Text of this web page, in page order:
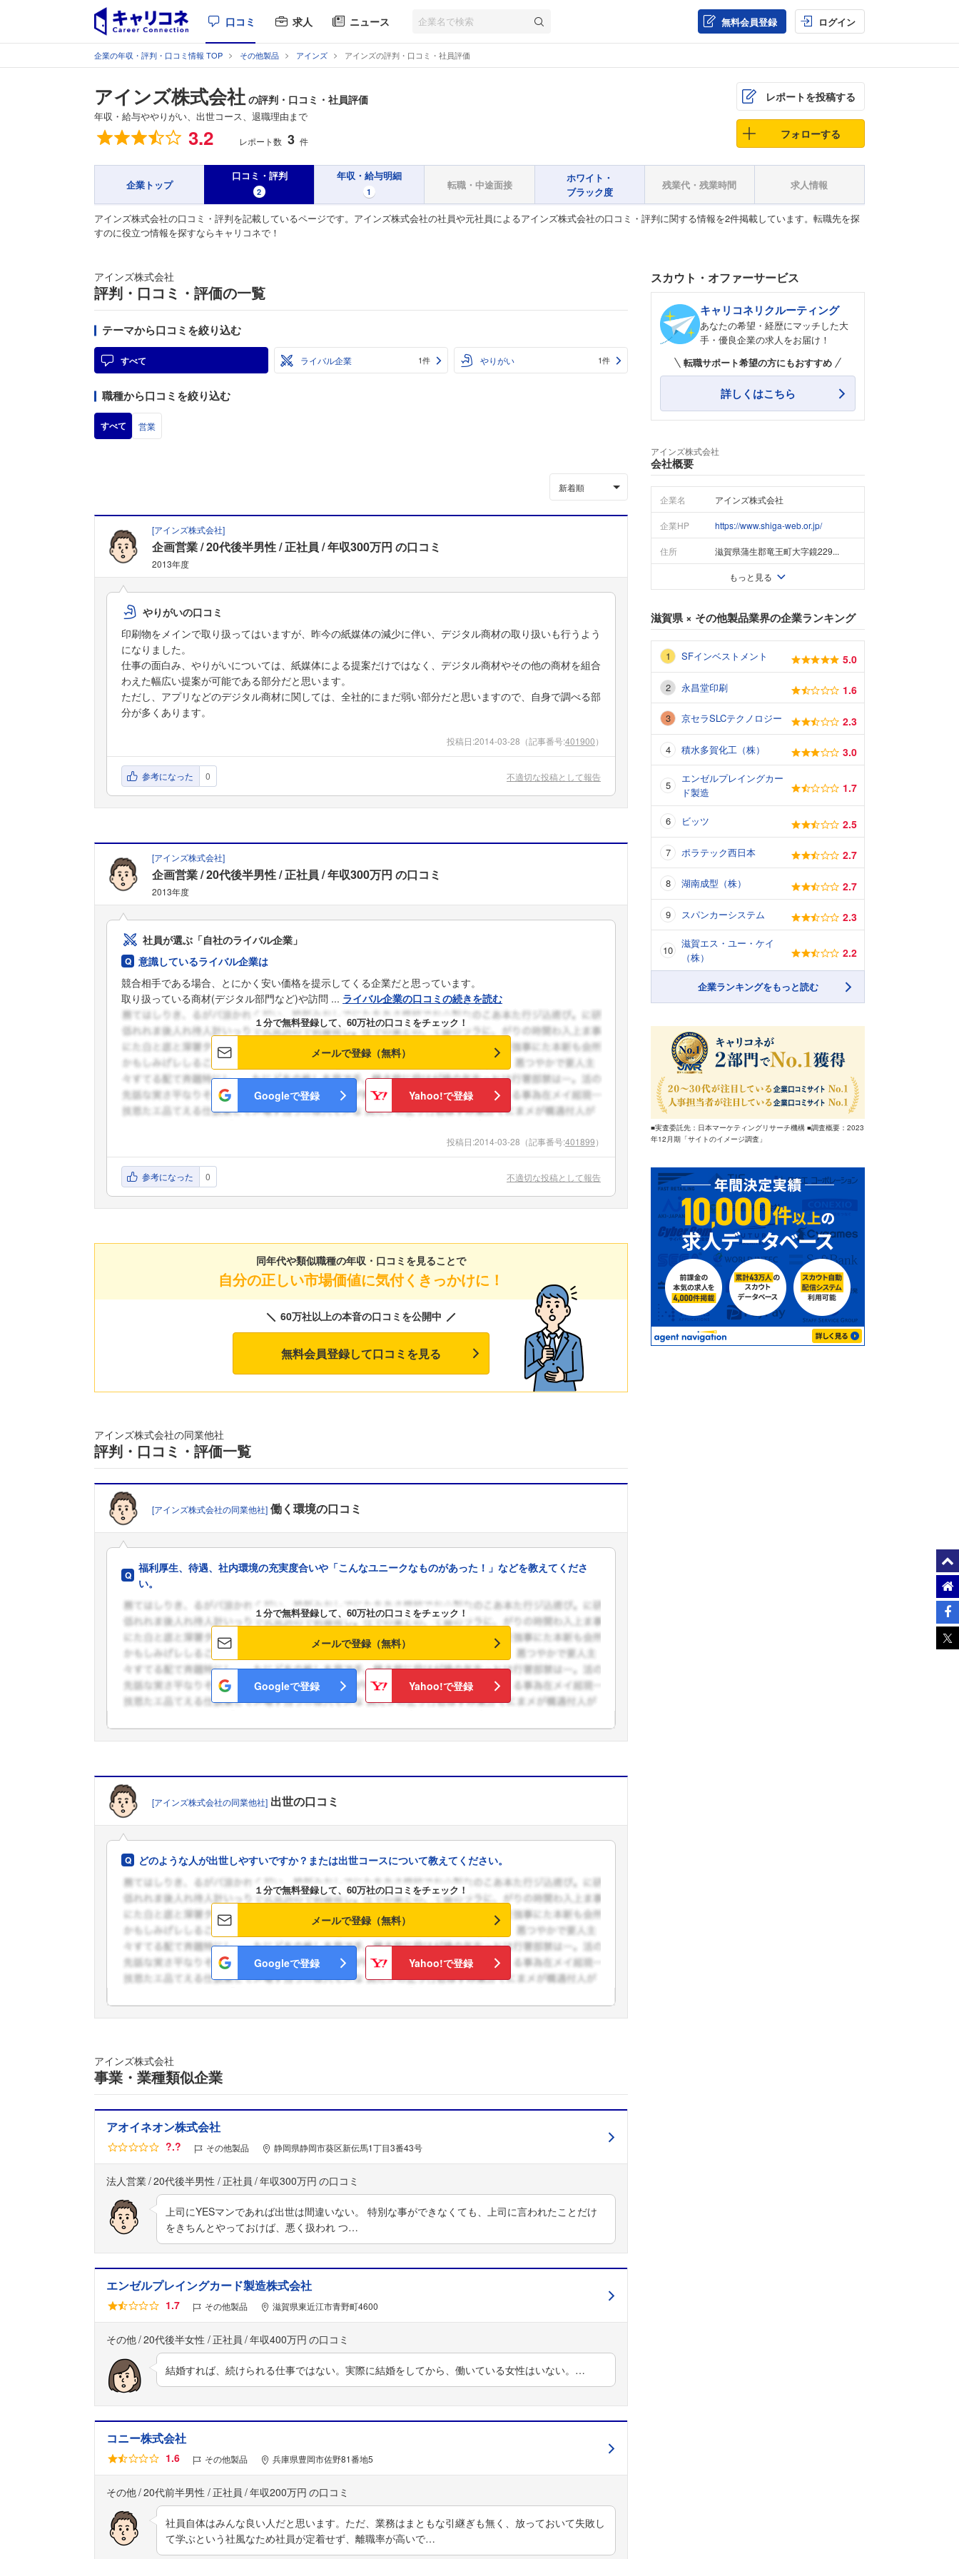
口コミ 求人 ニュース 無料会員登録 ログイン
企業の年収・評判・口コミ情報 TOP その他製品 アインズ アインズの評判・口コミ・社員評価
アインズ株式会社 の評判・口コミ・社員評価
年収・給与ややりがい、出世コース、退職理由まで
総合評価 3.2 レポート数 3 件
レポートを投稿する
フォローする
企業トップ
口コミ・評判
2
年収・給与明細
1
転職・中途面接
ホワイト・
ブラック度
残業代・残業時間 求人情報
アインズ株式会社の口コミ・評判を記載しているページです。アインズ株式会社の社員や元社員によるアインズ株式会社の口コミ・評判に関する情報を2件掲載しています。転職先を探
すのに役立つ情報を探すならキャリコネで！
フォローしました
こちらの企業もフォローしませんか？
アインズ株式会社
評判・口コミ・評価の一覧
テーマから口コミを絞り込む
すべて ライバル企業 1件 やりがい 1件
職種から口コミを絞り込む
すべて 営業
新着順
[アインズ株式会社]
企画営業 20代後半男性 正社員 年収300万円 の口コミ
2013年度
やりがいの口コミ
印刷物をメインで取り扱ってはいますが、昨今の紙媒体の減少に伴い、デジタル商材の取り扱いも行うよう
になりました。
仕事の面白み、やりがいについては、紙媒体による提案だけではなく、デジタル商材やその他の商材を組合
わえた幅広い提案が可能である部分だと思います。
ただし、アプリなどのデジタル商材に関しては、全社的にまだ弱い部分だと思いますので、自身で調べる部
分が多くあります。
投稿日:2014-03-28 （記事番号:401900）
参考になった 0 不適切な投稿として報告
[アインズ株式会社]
企画営業 20代後半男性 正社員 年収300万円 の口コミ
2013年度
社員が選ぶ「自社のライバル企業」
意識しているライバル企業は
競合相手である場合、とにかく安い価格を提示してくる企業だと思っています。
取り扱っている商材(デジタル部門など)や訪問 ... ライバル企業の口コミの続きを読む
１分で無料登録して、60万社の口コミをチェック！
メールで登録（無料）
Googleで登録 Yahoo!で登録
投稿日:2014-03-28 （記事番号:401899）
参考になった 0 不適切な投稿として報告
同年代や類似職種の年収・口コミを見ることで
自分の正しい市場価値に気付くきっかけに！
60万社以上の本音の口コミを公開中
無料会員登録して口コミを見る
アインズ株式会社の同業他社
評判・口コミ・評価一覧
[アインズ株式会社の同業他社] 働く環境の口コミ
福利厚生、待遇、社内環境の充実度合いや「こんなユニークなものがあった！」などを教えてくださ
い。
１分で無料登録して、60万社の口コミをチェック！
メールで登録（無料）
Googleで登録 Yahoo!で登録
[アインズ株式会社の同業他社] 出世の口コミ
どのような人が出世しやすいですか？または出世コースについて教えてください。
１分で無料登録して、60万社の口コミをチェック！
メールで登録（無料）
Googleで登録 Yahoo!で登録
アインズ株式会社
事業・業種類似企業
アオイネオン株式会社
?.? その他製品 静岡県静岡市葵区新伝馬1丁目3番43号
法人営業 20代後半男性 正社員 年収300万円
上司にYESマンであれば出世は間違いない。 特別な事ができなくても、上司に言われたことだけ
をきちんとやっておけば、悪く扱われ つ…
エンゼルプレイングカード製造株式会社
1.7 その他製品 滋賀県東近江市青野町4600
その他 20代後半女性 正社員 年収400万円
結婚すれば、続けられる仕事ではない。実際に結婚をしてから、働いている女性はいない。…
コニー株式会社
1.6 その他製品 兵庫県豊岡市佐野81番地5
その他 20代前半男性 正社員 年収200万円
社員自体はみんな良い人だと思います。ただ、業務はまともな引継ぎも無く、放っておいて失敗し
て学ぶという社風なため社員が定着せず、離職率が高いで…
スカウト・オファーサービス
キャリコネリクルーティング
あなたの希望・経歴にマッチした大
手・優良企業の求人をお届け！
転職サポート希望の方にもおすすめ
詳しくはこちら
アインズ株式会社
会社概要
企業名 アインズ株式会社
企業HP https://www.shiga-web.or.jp/
住所 滋賀県蒲生郡竜王町大字鏡229...
もっと見る
滋賀県× その他製品業界の企業ランキング
SFインベストメント 5.0
永昌堂印刷 1.6
京セラSLCテクノロジー 2.3
積水多賀化工（株） 3.0
エンゼルプレイングカー
ド製造
1.7
ビッツ 2.5
ポラテック西日本 2.7
湖南成型（株） 2.7
スパンカーシステム 2.3
滋賀エス・ユー・ケイ
（株）
2.2
企業ランキングをもっと読む
■実査委託先：日本マーケティングリサーチ機構 ■調査概要：2023
年12月期「サイトのイメージ調査」